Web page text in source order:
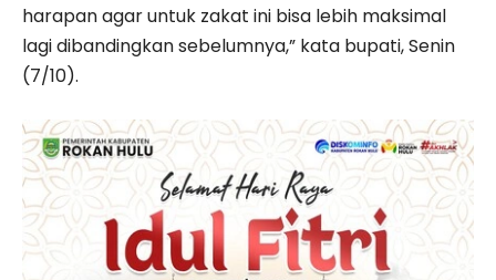
harapan agar untuk zakat ini bisa lebih maksimal
lagi dibandingkan sebelumnya,” kata bupati, Senin
(7/10).